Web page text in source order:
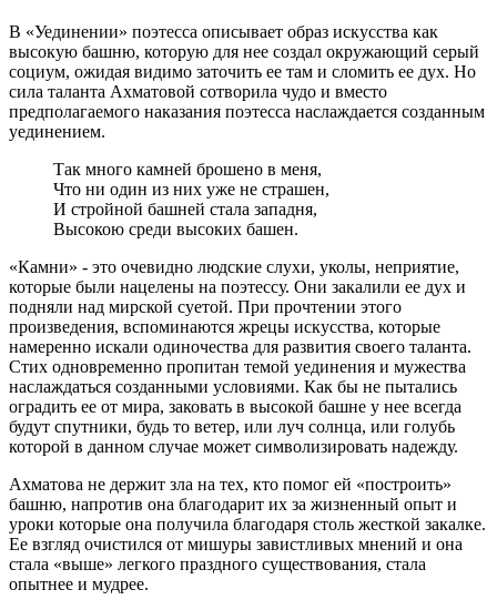
В «Уединении» поэтесса описывает образ искусства как
высокую башню, которую для нее создал окружающий серый
социум, ожидая видимо заточить ее там и сломить ее дух. Но
сила таланта Ахматовой сотворила чудо и вместо
предполагаемого наказания поэтесса наслаждается созданным
уединением.
Так много камней брошено в меня,
Что ни один из них уже не страшен,
И стройной башней стала западня,
Высокою среди высоких башен.
«Камни» - это очевидно людские слухи, уколы, неприятие,
которые были нацелены на поэтессу. Они закалили ее дух и
подняли над мирской суетой. При прочтении этого
произведения, вспоминаются жрецы искусства, которые
намеренно искали одиночества для развития своего таланта.
Стих одновременно пропитан темой уединения и мужества
наслаждаться созданными условиями. Как бы не пытались
оградить ее от мира, заковать в высокой башне у нее всегда
будут спутники, будь то ветер, или луч солнца, или голубь
которой в данном случае может символизировать надежду.
Ахматова не держит зла на тех, кто помог ей «построить»
башню, напротив она благодарит их за жизненный опыт и
уроки которые она получила благодаря столь жесткой закалке.
Ее взгляд очистился от мишуры завистливых мнений и она
стала «выше» легкого праздного существования, стала
опытнее и мудрее.